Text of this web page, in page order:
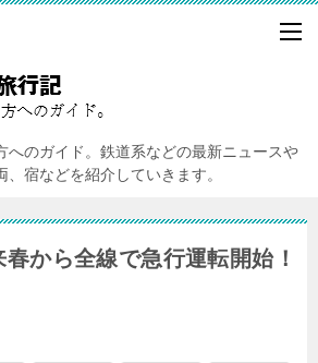
へのガイド。鉄道系などの最新ニュースや
宿などを紹介していきます。
から全線で急行運転開始！